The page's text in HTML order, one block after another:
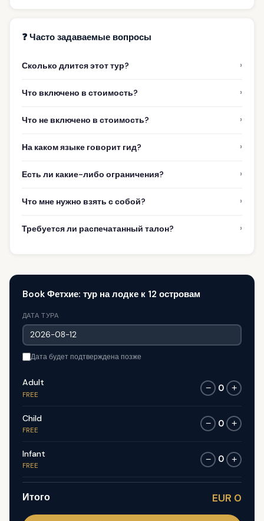
❓ Часто задаваемые вопросы
Сколько длится этот тур? ›
Что включено в стоимость? ›
Что не включено в стоимость? ›
На каком языке говорит гид? ›
Есть ли какие-либо ограничения? ›
Что мне нужно взять с собой? ›
Требуется ли распечатанный талон? ›
Book Фетхие: тур на лодке к 12 островам
ДАТА ТУРА
Дата будет подтверждена позже
Adult
FREE
− 0 +
Child
FREE
− 0 +
Infant
FREE
− 0 +
Итого EUR 0